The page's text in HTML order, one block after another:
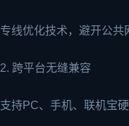
专线优化技术，避开公共
2. 跨平台无缝兼容
支持PC、手机、联机宝